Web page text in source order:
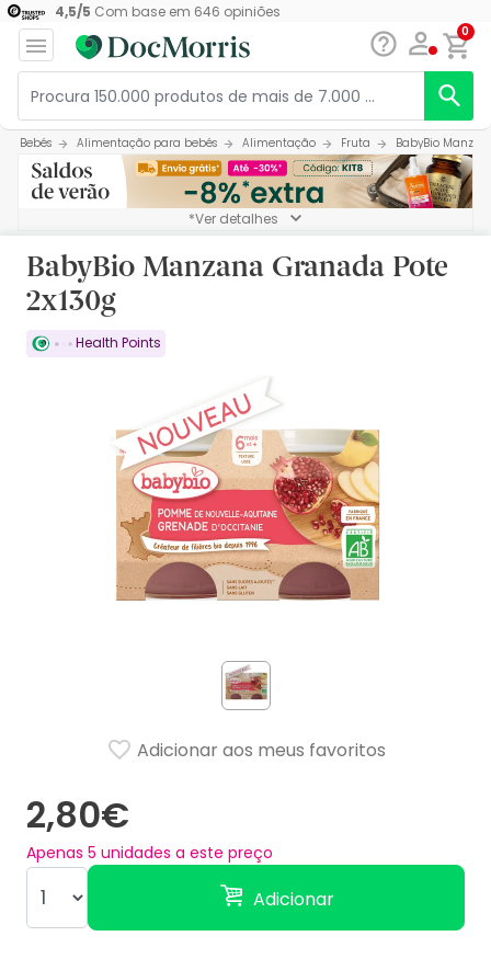
4,5/5 Com base em 646 opiniões
0
Bebés Alimentação para bebés Alimentação Fruta BabyBio
*Ver detalhes
BabyBio Manzana Granada Pote
2x130g
Health Points
2,80€
Apenas 5 unidades a este preço
Adicionar
Adicionar aos meus favoritos